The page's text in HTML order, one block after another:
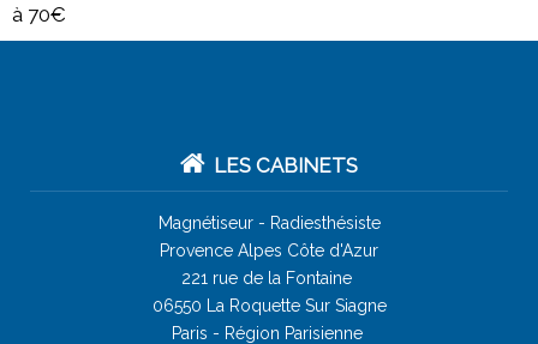
à 70€
LES CABINETS
Magnétiseur - Radiesthésiste
Provence Alpes Côte d'Azur
221 rue de la Fontaine
06550 La Roquette Sur Siagne
Paris - Région Parisienne